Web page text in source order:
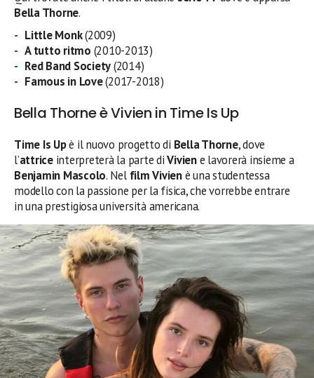
Bella Thorne.
Little Monk(2009)
A tutto ritmo (2010-2013)
Red Band Society(2014)
Famous in Love(2017-2018)
Bella Thorne è Vivien in Time Is Up
Time Is Upè il nuovo progetto di Bella Thorne, dove
l’attriceinterpreterà la parte diViviene lavorerà insieme a
Benjamin Mascolo. NelfilmVivienè una studentessa
modello con la passione per la fisica, che vorrebbe entrare
in una prestigiosa università americana.